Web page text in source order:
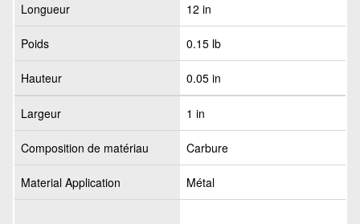
Longueur 12 in
Poids 0.15 lb
Hauteur 0.05 in
Largeur 1 in
Composition de matériau Carbure
Material Application Métal